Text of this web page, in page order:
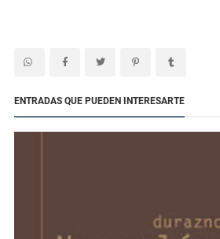
ENTRADAS QUE PUEDEN INTERESARTE